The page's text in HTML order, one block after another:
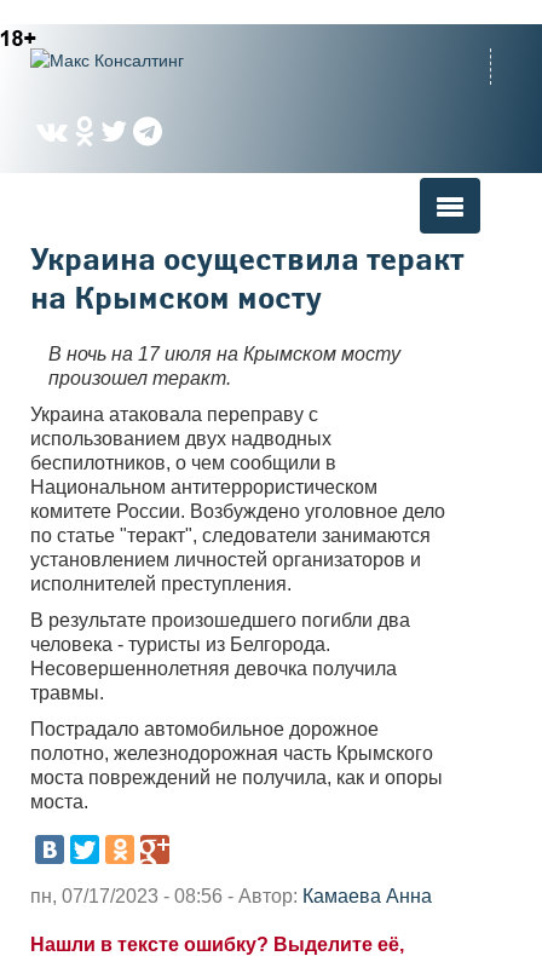
Вы здесь
Украина осуществила теракт
на Крымском мосту
В ночь на 17 июля на Крымском мосту
произошел теракт.
Украина атаковала переправу с
использованием двух надводных
беспилотников, о чем сообщили в
Национальном антитеррористическом
комитете России. Возбуждено уголовное дело
по статье "теракт", следователи занимаются
установлением личностей организаторов и
исполнителей преступления.
В результате произошедшего погибли два
человека - туристы из Белгорода.
Несовершеннолетняя девочка получила
травмы.
Пострадало автомобильное дорожное
полотно, железнодорожная часть Крымского
моста повреждений не получила, как и опоры
моста.
пн, 07/17/2023 - 08:56 - Автор: Камаева Анна
Нашли в тексте ошибку? Выделите её,